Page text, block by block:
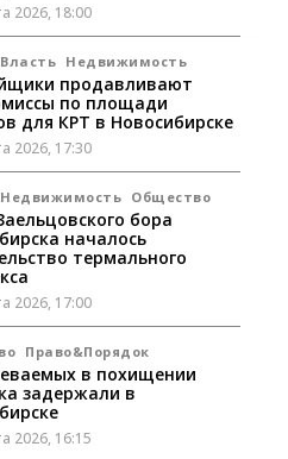
2026, 18:00
Власть Недвижимость
продавливают
по площади
для КРТ в Новосибирске
2026, 17:30
Недвижимость Общество
бора
началось
термального
2026, 17:00
Право&Порядок
в похищении
задержали в
2026, 16:15